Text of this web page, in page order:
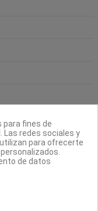
para fines de
Las redes sociales y
para ofrecerte
de datos